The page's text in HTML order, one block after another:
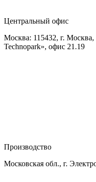
Центральный офис
Москва: 115432, г.
Technopark», офис 21.19
Производство
Московская обл., г.